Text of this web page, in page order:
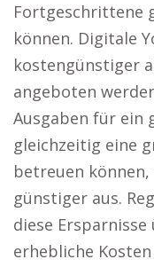
Fortgeschrittene
können. Digitale
kostengünstiger
angeboten
Ausgaben für ein
gleichzeitig eine
betreuen
günstiger aus.
diese
erhebliche